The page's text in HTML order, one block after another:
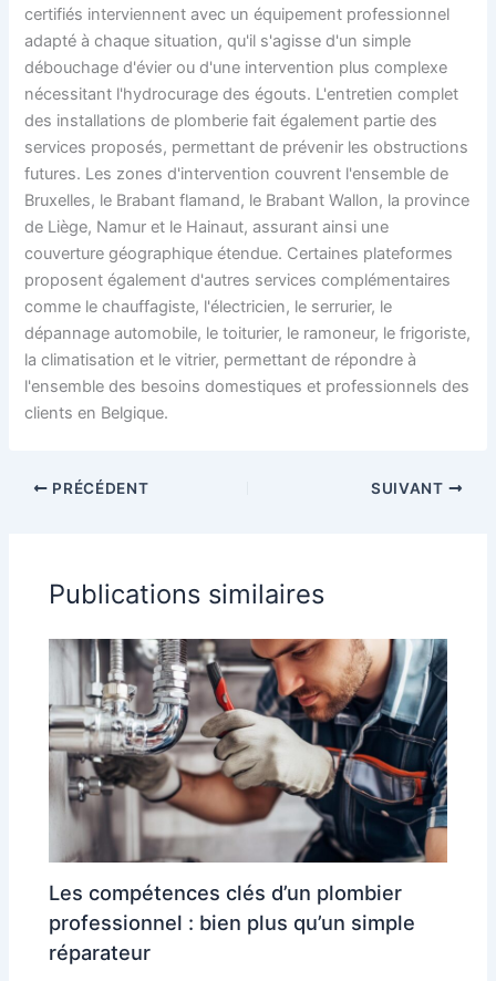
certifiés interviennent avec un équipement professionnel
adapté à chaque situation, qu'il s'agisse d'un simple
débouchage d'évier ou d'une intervention plus complexe
nécessitant l'hydrocurage des égouts. L'entretien complet
des installations de plomberie fait également partie des
services proposés, permettant de prévenir les obstructions
futures. Les zones d'intervention couvrent l'ensemble de
Bruxelles, le Brabant flamand, le Brabant Wallon, la province
de Liège, Namur et le Hainaut, assurant ainsi une
couverture géographique étendue. Certaines plateformes
proposent également d'autres services complémentaires
comme le chauffagiste, l'électricien, le serrurier, le
dépannage automobile, le toiturier, le ramoneur, le frigoriste,
la climatisation et le vitrier, permettant de répondre à
l'ensemble des besoins domestiques et professionnels des
clients en Belgique.
PRÉCÉDENT SUIVANT
Publications similaires
Les compétences clés d’un plombier
professionnel : bien plus qu’un simple
réparateur